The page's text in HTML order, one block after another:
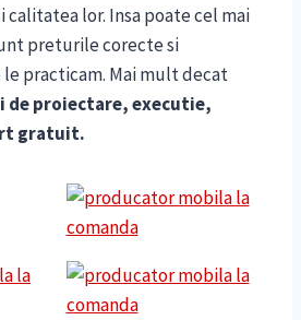
calitatea lor. Insa poate cel mai
preturile corecte si
le practicam. Mai mult decat
de proiectare, executie,
gratuit.